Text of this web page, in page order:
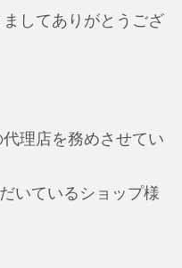
ましてありがとうござ
代理店を務めさせてい
いているショップ様